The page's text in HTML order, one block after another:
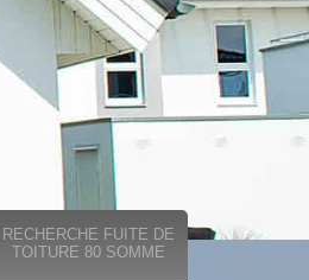
RECHERCHE FUITE DE
TOITURE 80 SOMME